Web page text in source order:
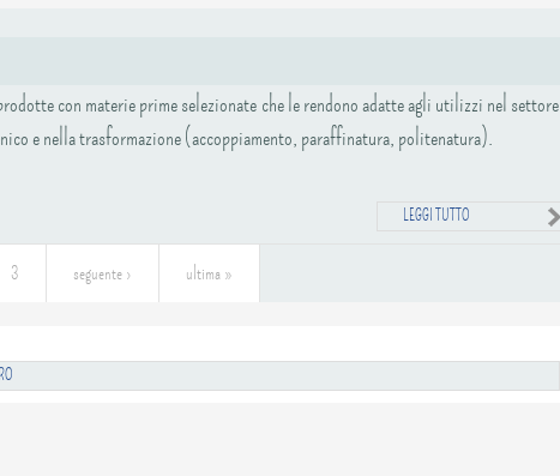
con materie prime selezionate che le rendono adatte agli utilizzi nel settore
e nella trasformazione (accoppiamento, paraffinatura, politenatura).
LEGGI TUTTO
3 seguente › ultima »